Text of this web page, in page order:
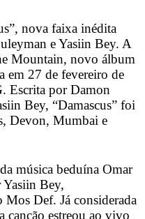
nova faixa inédita
e Yasiin Bey. A
Mountain, novo álbum
em 27 de fevereiro de
Escrita por Damon
Bey, “Damascus” foi
Devon, Mumbai e
música beduína Omar
Yasiin Bey,
Def. Já considerada
canção estreou ao vivo